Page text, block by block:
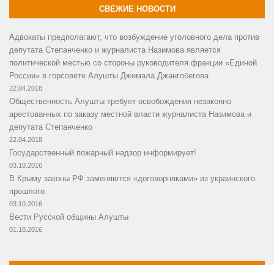
СВЕЖИЕ НОВОСТИ
Адвокаты предполагают, что возбуждение уголовного дела против
депутата Степанченко и журналиста Назимова является
политической местью со стороны руководителя фракции «Единой
России» в горсовете Алушты Джемала Джангобегова
22.04.2018
Общественность Алушты требует освобождения незаконно
арестованных по заказу местной власти журналиста Назимова и
депутата Степанченко
22.04.2018
Государственный пожарный надзор информирует!
03.10.2016
В Крыму законы РФ заменяются «договорняками» из украинского
прошлого
03.10.2016
Вести Русской общины Алушты
01.10.2016